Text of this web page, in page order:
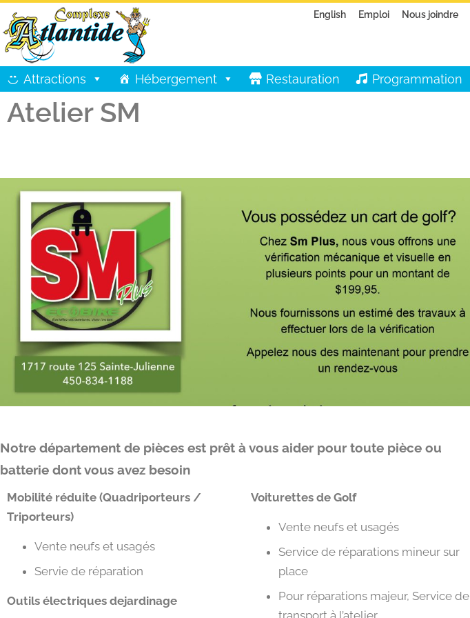
English Emploi Nous joindre
Attractions Hébergement Restauration Programmation
Atelier SM
Notre département de pièces est prêt à vous aider pour toute pièce ou
batterie dont vous avez besoin
Mobilité réduite (Quadriporteurs /
Triporteurs)
Vente neufs et usagés
Servie de réparation
Outils électriques dejardinage
Voiturettes de Golf
Vente neufs et usagés
Service de réparations mineur sur
place
Pour réparations majeur, Service de
transport à l’atelier